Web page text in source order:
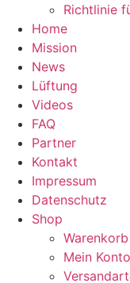
Richtlinie
Home
Mission
News
Lüftung
Videos
FAQ
Partner
Kontakt
Impressum
Datenschutz
Shop
Warenkorb
Mein Konto